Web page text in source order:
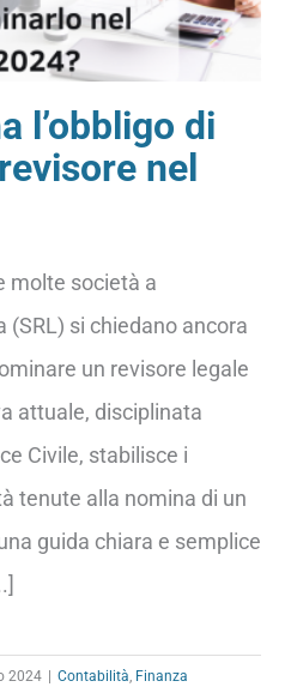
l’obbligo di
nel
molte società a
si chiedano ancora
un revisore legale
attuale, disciplinata
Civile, stabilisce i
tenute alla nomina di un
guida chiara e semplice
2024 Contabilità, Finanza